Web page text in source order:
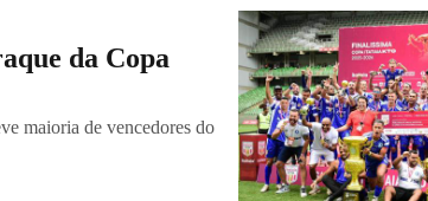
da Copa
maioria de vencedores do